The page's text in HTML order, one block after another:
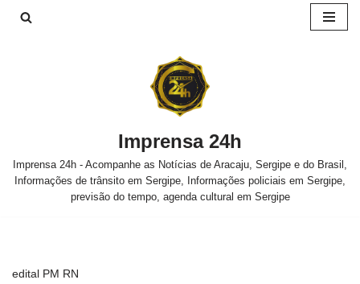
Imprensa 24h
Imprensa 24h - Acompanhe as Notícias de Aracaju, Sergipe e do Brasil,
Informações de trânsito em Sergipe, Informações policiais em Sergipe,
previsão do tempo, agenda cultural em Sergipe
edital PM RN